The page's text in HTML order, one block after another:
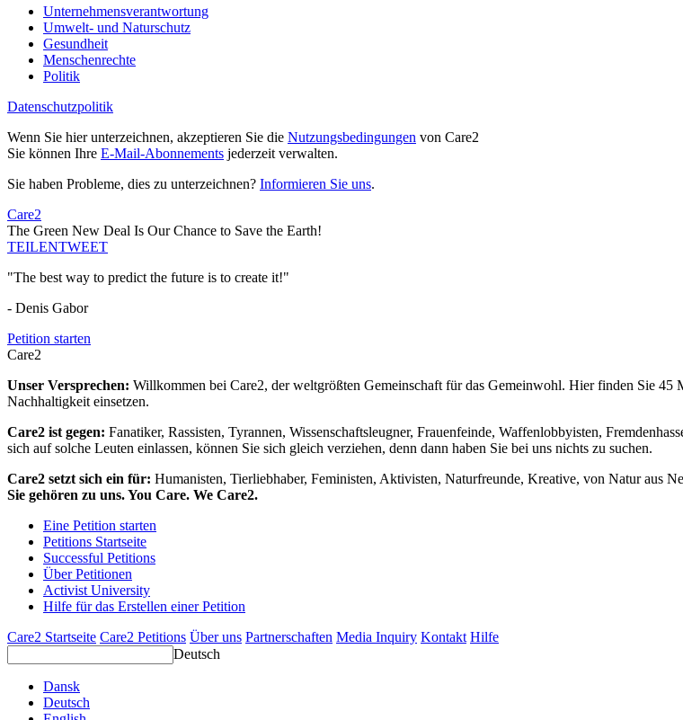
Unternehmensverantwortung
Umwelt- und Naturschutz
Gesundheit
Menschenrechte
Politik
Datenschutzpolitik
Wenn Sie hier unterzeichnen, akzeptieren Sie die Nutzungsbedingungen von Care2
Sie können Ihre E-Mail-Abonnements jederzeit verwalten.
Sie haben Probleme, dies zu unterzeichnen? Informieren Sie uns.
Care2
The Green New Deal Is Our Chance to Save the Earth!
TEILENTWEET
"The best way to predict the future is to create it!"
- Denis Gabor
Petition starten
Care2
Unser Versprechen: Willkommen bei Care2, der weltgrößten Gemeinschaft für das Gemeinwohl. Hier finden Sie
Nachhaltigkeit einsetzen.
Care2 ist gegen: Fanatiker, Rassisten, Tyrannen, Wissenschaftsleugner, Frauenfeinde, Waffenlobbyisten,
sich auf solche Leuten einlassen, können Sie sich gleich verziehen, denn dann haben Sie bei uns nichts zu suchen.
Care2 setzt sich ein für: Humanisten, Tierliebhaber, Feministen, Aktivisten, Naturfreunde, Kreative, von Natur aus
Sie gehören zu uns. You Care. We Care2.
Eine Petition starten
Petitions Startseite
Successful Petitions
Über Petitionen
Activist University
Hilfe für das Erstellen einer Petition
Care2 Startseite Care2 Petitions Über uns Partnerschaften Media Inquiry Kontakt Hilfe
Deutsch
Dansk
Deutsch